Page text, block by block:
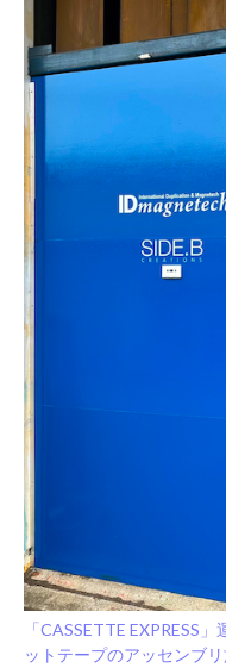
「CASSETTE EXPRESS
ットテープのアッセンブ